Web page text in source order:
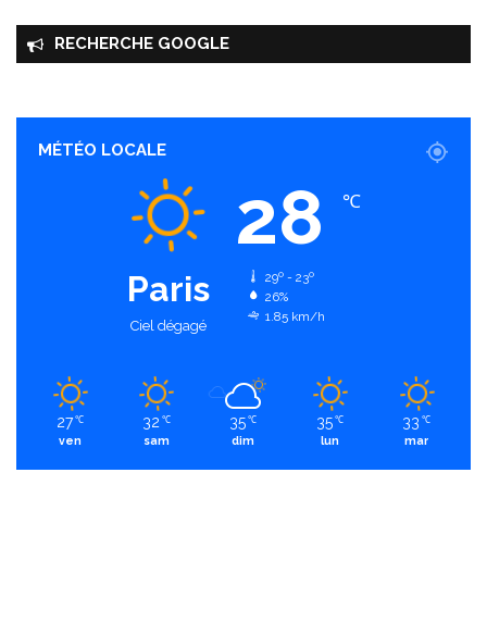
RECHERCHE GOOGLE
MÉTÉO LOCALE
Paris
Ciel dégagé
28 ℃
29º - 23º
26%
1.85 km/h
27 ℃
ven
32 ℃
sam
35 ℃
dim
35 ℃
lun
33 ℃
mar